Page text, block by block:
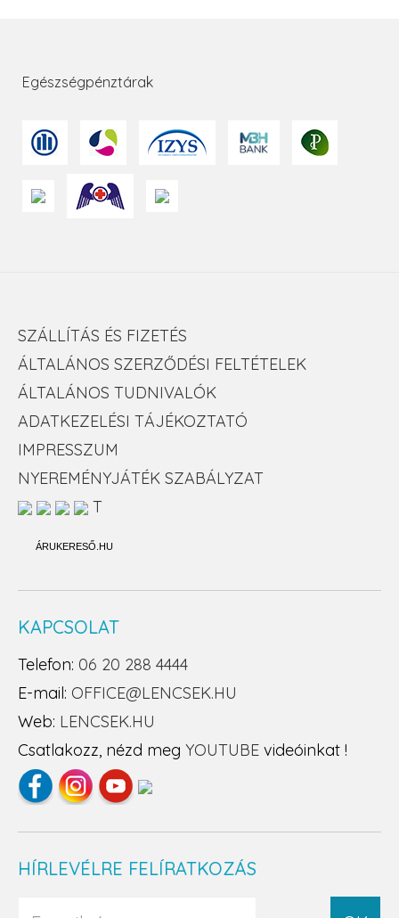
Egészségpénztárak
SZÁLLÍTÁS ÉS FIZETÉS
ÁLTALÁNOS SZERZŐDÉSI FELTÉTELEK
ÁLTALÁNOS TUDNIVALÓK
ADATKEZELÉSI TÁJÉKOZTATÓ
IMPRESSZUM
NYEREMÉNYJÁTÉK SZABÁLYZAT
T
ÁRUKERESŐ.HU
KAPCSOLAT
Telefon: 06 20 288 4444
E-mail: OFFICE@LENCSEK.HU
Web: LENCSEK.HU
Csatlakozz, nézd meg YOUTUBE videóinkat !
HÍRLEVÉLRE FELÍRATKOZÁS